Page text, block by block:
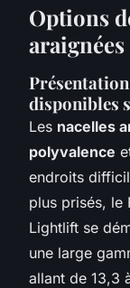
Options
araignées
disponibles
Les nacelles
polyvalence
endroits
plus prisés, le
Lightlift se
une large
allant de 13,3